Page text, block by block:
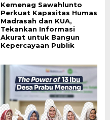
Kemenag Sawahlunto
Perkuat Kapasitas Humas
Madrasah dan KUA,
Tekankan Informasi
Akurat untuk Bangun
Kepercayaan Publik